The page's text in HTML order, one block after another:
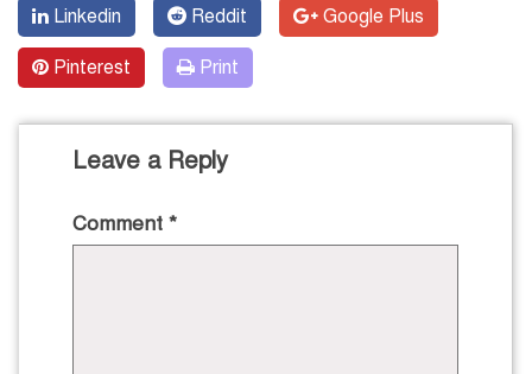
Linkedin Reddit Google Plus
Pinterest Print
Leave a Reply
Comment *